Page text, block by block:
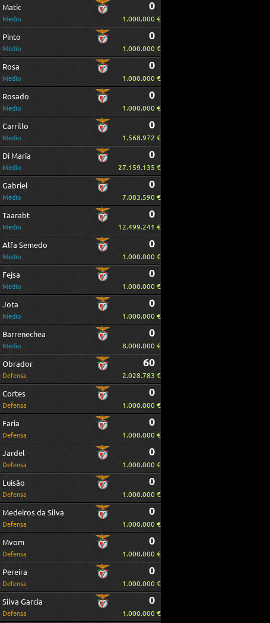
Matic
Medio
0
1.000.000 €
Pinto
Medio
0
1.000.000 €
Rosa
Medio
0
1.000.000 €
Rosado
Medio
0
1.000.000 €
Carrillo
Medio
0
1.568.972 €
Di María
Medio
0
27.159.135 €
Gabriel
Medio
0
7.083.590 €
Taarabt
Medio
0
12.499.241 €
Alfa Semedo
Medio
0
1.000.000 €
Fejsa
Medio
0
1.000.000 €
Jota
Medio
0
1.000.000 €
Barrenechea
Medio
0
8.000.000 €
Obrador
Defensa
60
2.028.783 €
Cortes
Defensa
0
1.000.000 €
Faria
Defensa
0
1.000.000 €
Jardel
Defensa
0
1.000.000 €
Luisão
Defensa
0
1.000.000 €
Medeiros da Silva
Defensa
0
1.000.000 €
Mvom
Defensa
0
1.000.000 €
Pereira
Defensa
0
1.000.000 €
Silva Garcia
Defensa
0
1.000.000 €